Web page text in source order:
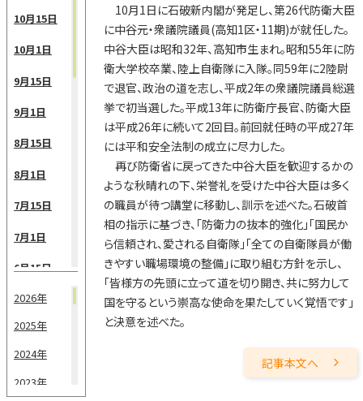
10月15日
10月1日
9月15日
9月1日
8月15日
8月1日
7月15日
7月1日
6月15日
6月1日
5月15日
5月1日
2026年
2025年
2024年
2023年
10月1日に石破新内閣が発足し、第26代防衛大臣
に中谷元・衆議院議員(高知1区・11期)が就任した。
中谷大臣は昭和32年、高知市生まれ。昭和55年に防
衛大学校卒業、陸上自衛隊に入隊。同59年に2陸尉
で退官、政治の道を志し、平成2年の衆議院議員総選
挙で初当選した。平成13年に防衛庁長官、防衛大臣
は平成26年に続いて2回目。前回就任時の平成27年
には平和安全法制の成立に尽力した。
再び防衛省に戻ってきた中谷大臣を歓迎するかの
ような秋晴れの下、栄誉礼を受けた中谷大臣は多く
の職員が待つ講堂に移動し、訓示を述べた。石破首
相の指示に基づき、「防衛力の抜本的強化」「国民か
ら信頼され、愛される自衛隊」「全ての自衛隊員が働
きやすい職場環境の整備」に取り組む方針を示し、
「皆様方の先頭に立って道を切り開き、共に努力して
国を守るという崇高な使命を果たしていく覚悟です」
と決意を述べた。
記事本文へ